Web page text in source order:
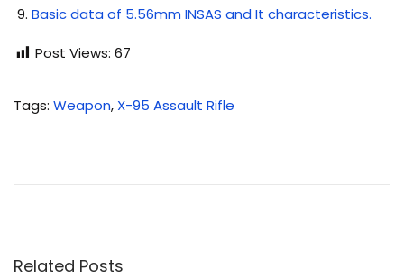
Basic data of 5.56mm INSAS and It characteristics.
Post Views: 67
Tags: Weapon, X-95 Assault Rifle
ड्रि
Related Posts